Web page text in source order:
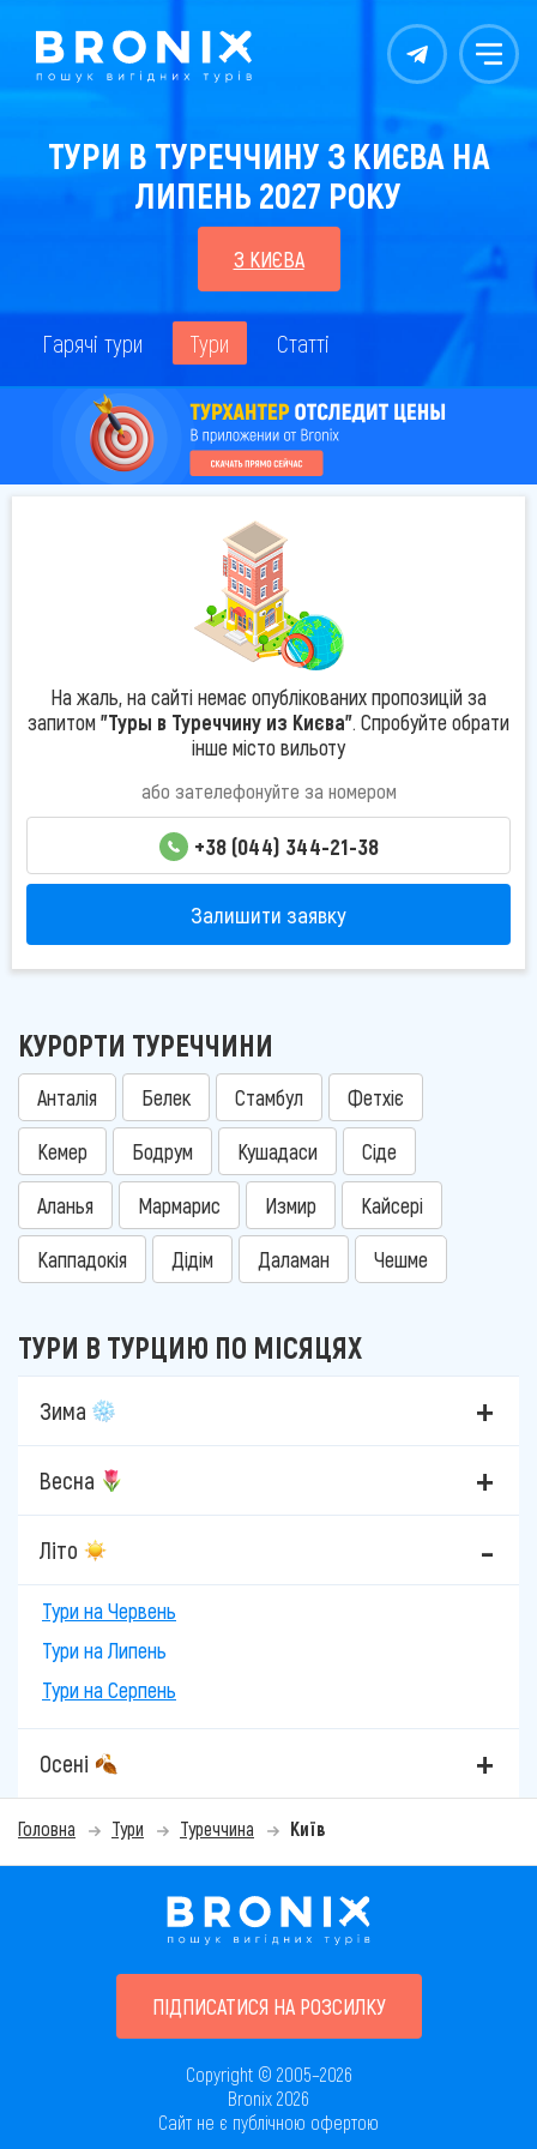
Контакты Меню
ТУРИ В ТУРЕЧЧИНУ З КИЄВА НА
ЛИПЕНЬ 2027 РОКУ
З КИЄВА
Гарячі тури Тури Статті
На жаль, на сайті немає опублікованих пропозицій за
запитом "Туры в Туреччину из Києва". Спробуйте обрати
інше місто вильоту
або зателефонуйте за номером
+38 (044) 344-21-38
Залишити заявку
КУРОРТИ ТУРЕЧЧИНИ
Анталія Белек Стамбул Фетхіє
Кемер Бодрум Кушадаси Сіде
Аланья Мармарис Измир Кайсері
Каппадокія Дідім Даламан Чешме
ТУРИ В ТУРЦИЮ ПО МІСЯЦЯХ
Зима
Весна
Літо
Тури на Червень
Тури на Липень
Тури на Серпень
Осені
Головна Тури Туреччина Київ
ПІДПИСАТИСЯ НА РОЗСИЛКУ
Copyright © 2005–2026
Bronix 2026
Сайт не є публічною офертою